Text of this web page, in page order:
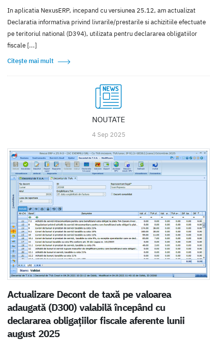
In aplicatia NexusERP, incepand cu versiunea 25.12, am actualizat
Declaratia informativa privind livrarile/prestarile si achizitiile efectuate
pe teritoriul national (D394), utilizata pentru declararea obligatiilor
fiscale [...]
Citește mai mult
NOUTATE
4 Sep 2025
Actualizare Decont de taxă pe valoarea
adaugată (D300) valabilă începând cu
declararea obligațiilor fiscale aferente lunii
august 2025